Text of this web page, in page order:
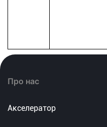
Про нас
Акселератор